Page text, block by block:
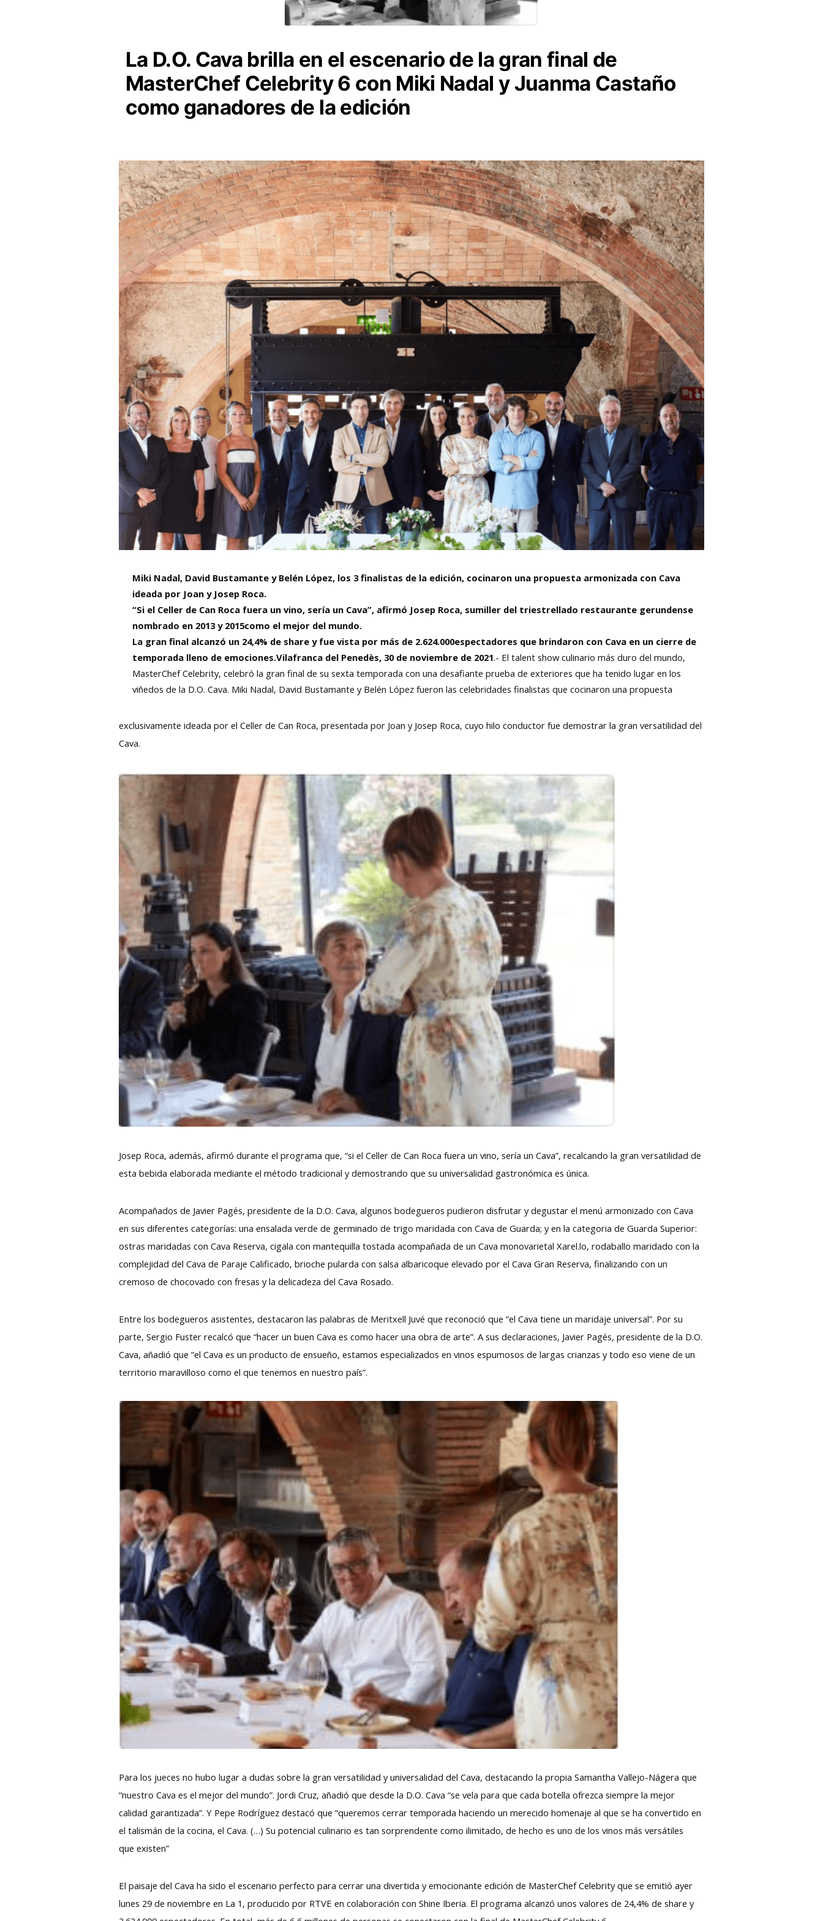
La D.O. Cava brilla en el escenario de la gran final de
MasterChef Celebrity 6 con Miki Nadal y Juanma Castaño
como ganadores de la edición
Miki Nadal, David Bustamante y Belén López, los 3 finalistas de la edición, cocinaron una propuesta armonizada con Cava
ideada por Joan y Josep Roca.
“Si el Celler de Can Roca fuera un vino, sería un Cava”, afirmó Josep Roca, sumiller del triestrellado restaurante gerundense
nombrado en 2013 y 2015como el mejor del mundo.
La gran final alcanzó un 24,4% de share y fue vista por más de 2.624.000espectadores que brindaron con Cava en un cierre de
temporada lleno de emociones.Vilafranca del Penedès, 30 de noviembre de 2021.- El talent show culinario más duro del mundo,
MasterChef Celebrity, celebró la gran final de su sexta temporada con una desafiante prueba de exteriores que ha tenido lugar en los
viñedos de la D.O. Cava. Miki Nadal, David Bustamante y Belén López fueron las celebridades finalistas que cocinaron una propuesta
exclusivamente ideada por el Celler de Can Roca, presentada por Joan y Josep Roca, cuyo hilo conductor fue demostrar la gran versatilidad del
Cava.
Josep Roca, además, afirmó durante el programa que, “si el Celler de Can Roca fuera un vino, sería un Cava”, recalcando la gran versatilidad de
esta bebida elaborada mediante el método tradicional y demostrando que su universalidad gastronómica es única.
Acompañados de Javier Pagés, presidente de la D.O. Cava, algunos bodegueros pudieron disfrutar y degustar el menú armonizado con Cava
en sus diferentes categorías: una ensalada verde de germinado de trigo maridada con Cava de Guarda; y en la categoria de Guarda Superior:
ostras maridadas con Cava Reserva, cigala con mantequilla tostada acompañada de un Cava monovarietal Xarel.lo, rodaballo maridado con la
complejidad del Cava de Paraje Calificado, brioche pularda con salsa albaricoque elevado por el Cava Gran Reserva, finalizando con un
cremoso de chocovado con fresas y la delicadeza del Cava Rosado.
Entre los bodegueros asistentes, destacaron las palabras de Meritxell Juvé que reconoció que “el Cava tiene un maridaje universal”. Por su
parte, Sergio Fuster recalcó que “hacer un buen Cava es como hacer una obra de arte”. A sus declaraciones, Javier Pagés, presidente de la D.O.
Cava, añadió que “el Cava es un producto de ensueño, estamos especializados en vinos espumosos de largas crianzas y todo eso viene de un
territorio maravilloso como el que tenemos en nuestro país”.
Para los jueces no hubo lugar a dudas sobre la gran versatilidad y universalidad del Cava, destacando la propia Samantha Vallejo-Nágera que
“nuestro Cava es el mejor del mundo”. Jordi Cruz, añadió que desde la D.O. Cava “se vela para que cada botella ofrezca siempre la mejor
calidad garantizada”. Y Pepe Rodríguez destacó que “queremos cerrar temporada haciendo un merecido homenaje al que se ha convertido en
el talismán de la cocina, el Cava. (…) Su potencial culinario es tan sorprendente como ilimitado, de hecho es uno de los vinos más versátiles
que existen”
El paisaje del Cava ha sido el escenario perfecto para cerrar una divertida y emocionante edición de MasterChef Celebrity que se emitió ayer
lunes 29 de noviembre en La 1, producido por RTVE en colaboración con Shine Iberia. El programa alcanzó unos valores de 24,4% de share y